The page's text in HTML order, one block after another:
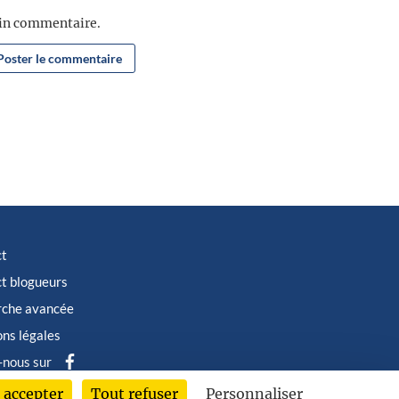
commentaire.
blogueurs
avancée
légales
sur
Tout refuser Personnaliser